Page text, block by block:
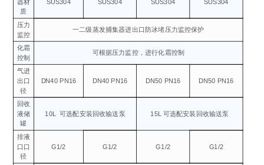
质
压力
监控
一二级蒸发捕集器进出口防冰堵压力监控保护
化霜
控制
可根据压力监控，进行化霜控制
气进
出口
径
DN40 PN16 DN40 PN16 DN50 PN16 DN50 PN16
回收
液储
罐
10L 可选配安装回收输送泵 15L 可选配安装回收输送泵
排液
口口
径
G1/2 G1/2 G1/2 G1/2